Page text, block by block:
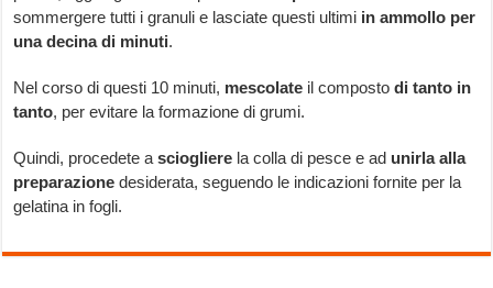
sommergere tutti i granuli e lasciate questi ultimi in ammollo per
una decina di minuti.
Nel corso di questi 10 minuti, mescolate il compostodi tanto in
tanto, per evitare la formazione di grumi.
Quindi, procedete asciogliere la colla di pesce e ad unirla alla
preparazione desiderata, seguendo le indicazioni fornite per la
gelatina in fogli.